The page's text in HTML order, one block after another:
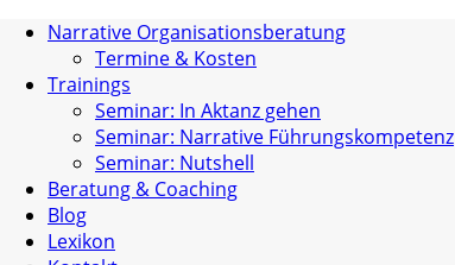
Narrative Organisationsberatung
Termine & Kosten
Trainings
Seminar: In Aktanz gehen
Seminar: Narrative Führungskompetenz
Seminar: Nutshell
Beratung & Coaching
Blog
Lexikon